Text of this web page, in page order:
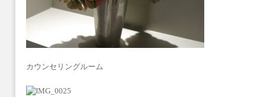
カウンセリングルーム